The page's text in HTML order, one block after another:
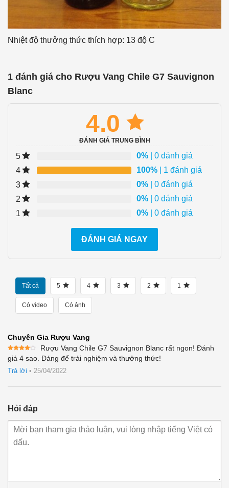
Nhiệt độ thưởng thức thích hợp: 13 độ C
1 đánh giá cho Rượu Vang Chile G7 Sauvignon
Blanc
4.0
ĐÁNH GIÁ TRUNG BÌNH
5 0% | 0 đánh giá
4
100% | 1 đánh giá
3
0% | 0 đánh giá
2
0% | 0 đánh giá
1
0% | 0 đánh giá
ĐÁNH GIÁ NGAY
Tất cả 5 4 3 2 1
Có video Có ảnh
Chuyên Gia Rượu Vang
Được
xếp
hạng4
5 sao
Rượu Vang Chile G7 Sauvignon Blanc rất ngon! Đánh
giá 4 sao. Đáng để trải nghiệm và thưởng thức!
Trả lời • 25/04/2022
Hỏi đáp